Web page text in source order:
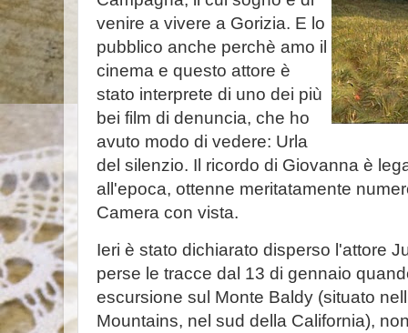
venire a vivere a Gorizia. E lo
pubblico anche perchè amo il
cinema e questo attore è
stato interprete di uno dei più
bei film di denuncia, che ho
avuto modo di vedere: Urla
del silenzio. Il ricordo di Giovanna è
all'epoca, ottenne meritatamente
Camera con vista.
Ieri è stato dichiarato disperso l'attore
perse le tracce dal 13 di gennaio
escursione sul Monte Baldy (situato
Mountains, nel sud della California),